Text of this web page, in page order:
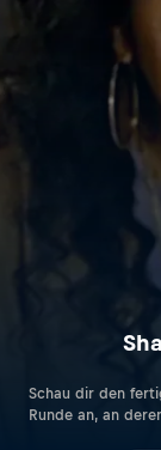
Schau dir den
Runde an, an